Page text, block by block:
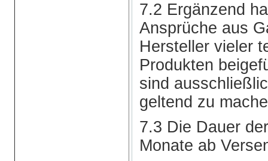
7.2 Ergänzend
Ansprüche aus
Hersteller vieler
Produkten
sind
geltend zu
7.3 Die Dauer
Monate ab